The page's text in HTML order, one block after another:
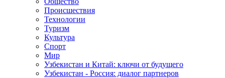
Происшествия
Технологии
Туризм
Культура
Спорт
Мир
Узбекистан и Китай: ключи от будущего
Узбекистан - Россия: диалог партнеров